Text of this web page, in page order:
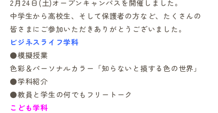
in Campus
プライバシーポリシー
2月24日(土)オープンキャンパスを開催しました。
中学生から高校生、そして保護者の方など、たくさんの
皆さまにご参加いただきありがとうございました。
ビジネスライフ学科
●模擬授業
色彩＆パーソナルカラー「知らないと損する色の世界」
●学科紹介
●教員と学生の何でもフリートーク
こども学科